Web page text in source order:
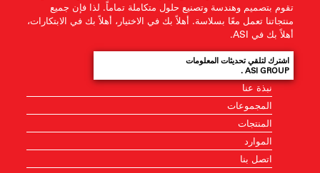
تقوم بتصميم وهندسة وتصنيع حلول متكاملة تماماً. لذا فإن جميع
منتجاتنا تعمل معًا بسلاسة. أهلاً بك في الاختيار، أهلاً بك في الابتكارات،
أهلاً بك في ASI.
اشترك لتلقي تحديثات المعلومات
ASI GROUP .
نبذة عنا
المجموعات
المنتجات
الموارد
اتصل بنا